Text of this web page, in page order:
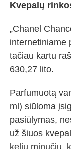
Kvepalų
„Chanel
internetiniame
tačiau kartu
630,27 lito.
Parfumuotą
ml) siūloma
pasiūlymas,
už šiuos
kelių minučių,